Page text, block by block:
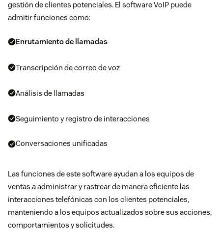
gestión de clientes potenciales. El software VoIP puede
admitir funciones como:
Enrutamiento de llamadas
Transcripción de correo de voz
Análisis de llamadas
Seguimiento y registro de interacciones
Conversaciones unificadas
Las funciones de este software ayudan a los equipos de
ventas a administrar y rastrear de manera eficiente las
interacciones telefónicas con los clientes potenciales,
manteniendo a los equipos actualizados sobre sus acciones,
comportamientos y solicitudes.